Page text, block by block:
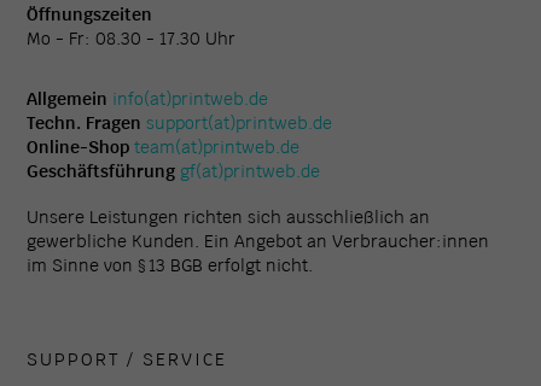
Öffnungszeiten
Mo - Fr: 08.30 - 17.30 Uhr
Allgemein info(at)printweb.de
Techn. Fragen support(at)printweb.de
Online-Shop team(at)printweb.de
Geschäftsführung gf(at)printweb.de
Unsere Leistungen richten sich ausschließlich an
gewerbliche Kunden. Ein Angebot an Verbraucher:innen
im Sinne von § 13 BGB erfolgt nicht.
SUPPORT / SERVICE